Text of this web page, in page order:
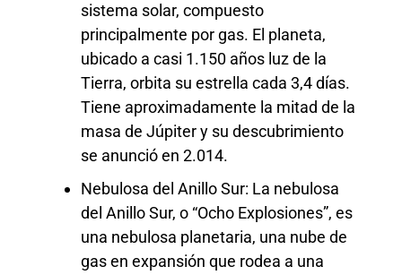
sistema solar, compuesto
principalmente por gas. El planeta,
ubicado a casi 1.150 años luz de la
Tierra, orbita su estrella cada 3,4 días.
Tiene aproximadamente la mitad de la
masa de Júpiter y su descubrimiento
se anunció en 2.014.
Nebulosa del Anillo Sur: La nebulosa
del Anillo Sur, o “Ocho Explosiones”, es
una nebulosa planetaria, una nube de
gas en expansión que rodea a una